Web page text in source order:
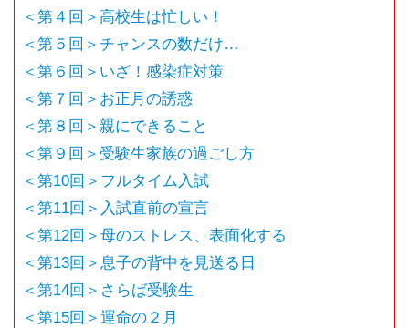
＜第４回＞高校生は忙しい！
＜第５回＞チャンスの数だけ…
＜第６回＞いざ！感染症対策
＜第７回＞お正月の誘惑
＜第８回＞親にできること
＜第９回＞受験生家族の過ごし方
＜第10回＞フルタイム入試
＜第11回＞入試直前の宣言
＜第12回＞母のストレス、表面化する
＜第13回＞息子の背中を見送る日
＜第14回＞さらば受験生
＜第15回＞運命の２月